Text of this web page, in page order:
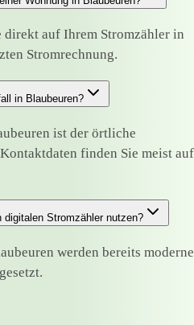
auf Ihrem Stromzähler in
Stromrechnung.
in Blaubeuren?
ist der örtliche
finden Sie meist auf
digitalen Stromzähler nutzen?
werden bereits moderne